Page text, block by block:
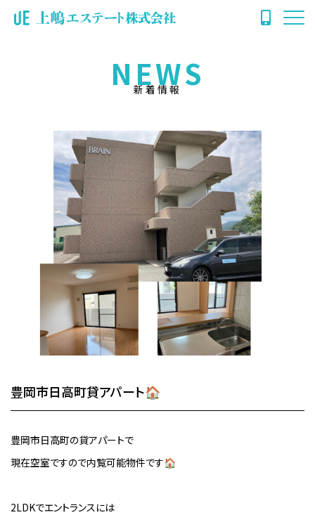
NEWS
新着情報
豊岡市日高町貸アパート🏠
豊岡市日高町の貸アパートで
現在空室ですので内覧可能物件です🏠
2LDKでエントランスには